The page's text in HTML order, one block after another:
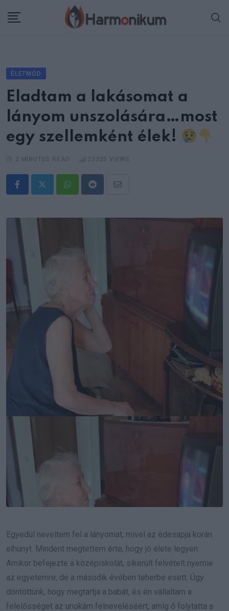
ÉLETMÓD
Eladtam a lakásomat a
lányom unszolására…most
egy szellemként élek!
WhatsappRedditShare
Email
Egyedül neveltem fel a lányomat, mivel az édesapja korán
elhunyt. Mindent megtettem érte, hogy jó élete legyen.
Amikor befejezte a középiskolát, sikerült felvételt nyernie
az egyetemre, de a második évében teherbe esett. Úgy
döntöttünk, hogy megtartja a babát, és én vállaltam a
felelősséget az unokám felneveléséért, amíg ő folytatta a